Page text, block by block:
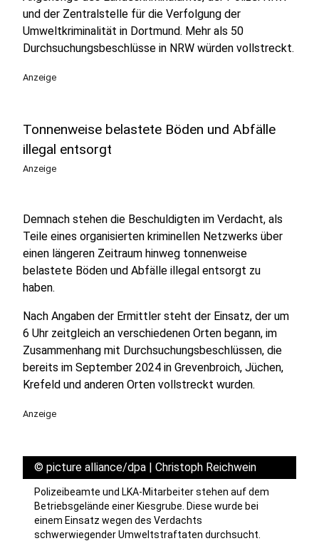
und der Zentralstelle für die Verfolgung der
Umweltkriminalität in Dortmund. Mehr als 50
Durchsuchungsbeschlüsse in NRW würden vollstreckt.
Anzeige
Tonnenweise belastete Böden und Abfälle
illegal entsorgt
Anzeige
Demnach stehen die Beschuldigten im Verdacht, als
Teile eines organisierten kriminellen Netzwerks über
einen längeren Zeitraum hinweg tonnenweise
belastete Böden und Abfälle illegal entsorgt zu
haben.
Nach Angaben der Ermittler steht der Einsatz, der um
6 Uhr zeitgleich an verschiedenen Orten begann, im
Zusammenhang mit Durchsuchungsbeschlüssen, die
bereits im September 2024 in Grevenbroich, Jüchen,
Krefeld und anderen Orten vollstreckt wurden.
Anzeige
© picture alliance/dpa | Christoph Reichwein
Polizeibeamte und LKA-Mitarbeiter stehen auf dem
Betriebsgelände einer Kiesgrube. Diese wurde bei
einem Einsatz wegen des Verdachts
schwerwiegender Umweltstraftaten durchsucht.